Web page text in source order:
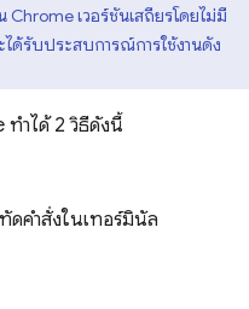
เวอร์ชันเสถียรโดยไม่มี
ได้รับประสบการณ์การใช้งานดัง
ทำได้ 2 วิธีดังนี้
ดคำสั่งในเทอร์มินัล